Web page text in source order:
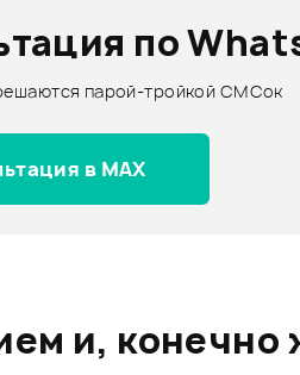
по
парой-тройкой СМСок
в MAX
и, конечно